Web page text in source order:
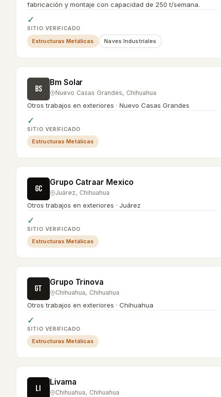
fabricación y montaje con capacidad de 250 t/semana.
✓
SITIO VERIFICADO
Estructuras Metálicas Naves Industriales
BS
Bm Solar
Nuevo Casas Grandes, Chihuahua
Otros trabajos en exteriores · Nuevo Casas Grandes
✓
SITIO VERIFICADO
Estructuras Metálicas
GC
Grupo Catraar Mexico
Juárez, Chihuahua
Otros trabajos en exteriores · Juárez
✓
SITIO VERIFICADO
Estructuras Metálicas
GT
Grupo Trinova
Chihuahua, Chihuahua
Otros trabajos en exteriores · Chihuahua
✓
SITIO VERIFICADO
Estructuras Metálicas
LI
Livama
Chihuahua, Chihuahua